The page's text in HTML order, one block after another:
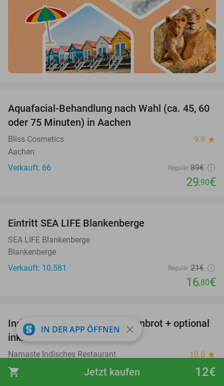
shopping_cart 12€
Jetzt kaufen
66%
Aquafacial-Behandlung nach Wahl (ca. 45, 60
oder 75 Minuten) in Aachen
Bliss Cosmetics 9.9 star
Aachen
Verkauft: 66
Regulär 89€
29,90€
Eintritt SEA LIFE Blankenberge
SEA LIFE Blankenberge
Blankenberge
Verkauft: 10.581
Regulär 21€
16,80€
35%
Indisches Hauptgericht + Naanbrot + optional
inkl. Lassi nach Wahl
Namaste Indisches Restaurant 10.0 star
Eschweiler (12 km)
IN DER APP ÖFFNEN close